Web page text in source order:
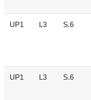
UP1 L3 S.6
UP1 L3 S.6